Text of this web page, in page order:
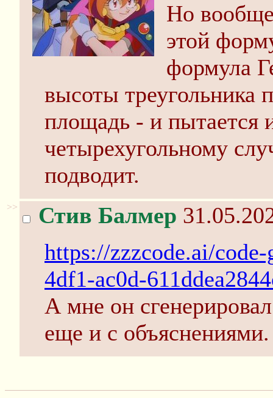
Но
этой
формула
высоты треугольника
площадь - и пытается
четырехугольному
подводит.
>> Стив Балмер
https://zzzcode.ai/
4df1-ac0d-
А мне он
еще и с объяснениями.